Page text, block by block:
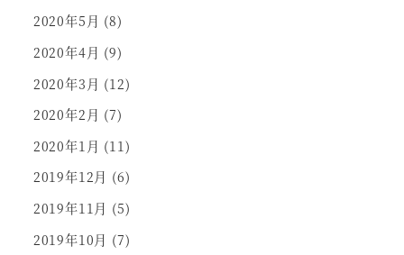
2020年5月 (8)
2020年4月 (9)
2020年3月 (12)
2020年2月 (7)
2020年1月 (11)
2019年12月 (6)
2019年11月 (5)
2019年10月 (7)